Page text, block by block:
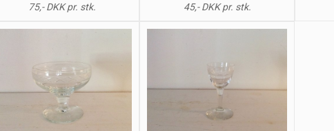
75,- DKK pr. stk.
45,- DKK pr. stk.